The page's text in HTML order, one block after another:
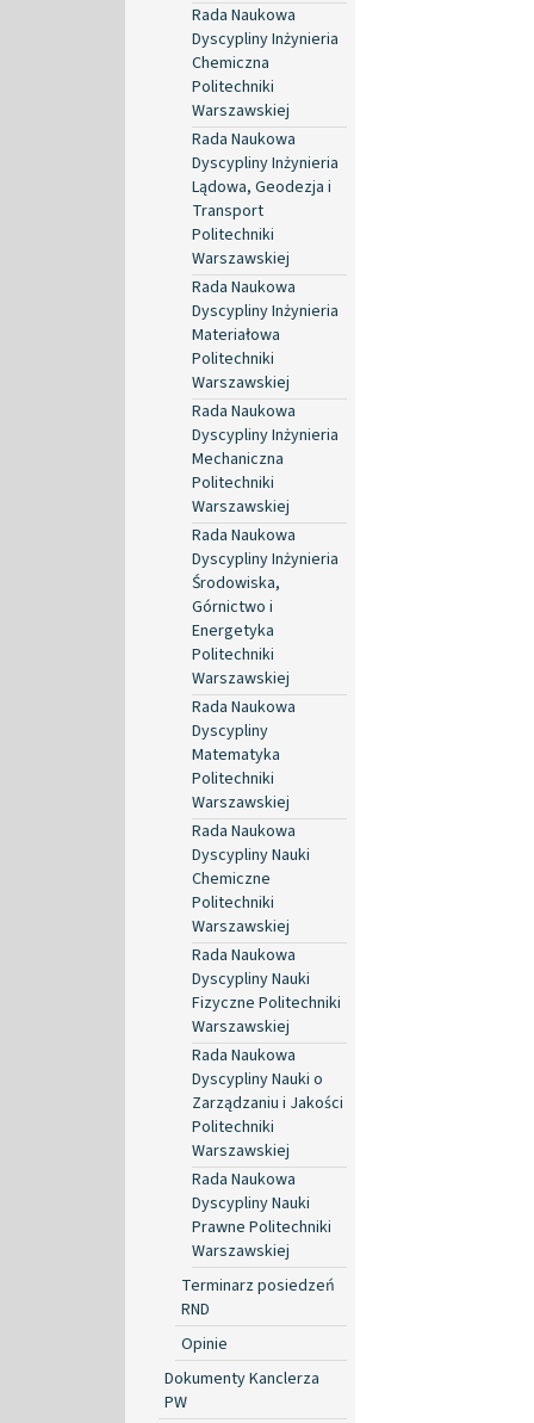
Rada Naukowa
Dyscypliny Inżynieria
Chemiczna
Politechniki
Warszawskiej
Rada Naukowa
Dyscypliny Inżynieria
Lądowa, Geodezja i
Transport
Politechniki
Warszawskiej
Rada Naukowa
Dyscypliny Inżynieria
Materiałowa
Politechniki
Warszawskiej
Rada Naukowa
Dyscypliny Inżynieria
Mechaniczna
Politechniki
Warszawskiej
Rada Naukowa
Dyscypliny Inżynieria
Środowiska,
Górnictwo i
Energetyka
Politechniki
Warszawskiej
Rada Naukowa
Dyscypliny
Matematyka
Politechniki
Warszawskiej
Rada Naukowa
Dyscypliny Nauki
Chemiczne
Politechniki
Warszawskiej
Rada Naukowa
Dyscypliny Nauki
Fizyczne Politechniki
Warszawskiej
Rada Naukowa
Dyscypliny Nauki o
Zarządzaniu i Jakości
Politechniki
Warszawskiej
Rada Naukowa
Dyscypliny Nauki
Prawne Politechniki
Warszawskiej
Terminarz posiedzeń
RND
Opinie
Dokumenty Kanclerza
PW